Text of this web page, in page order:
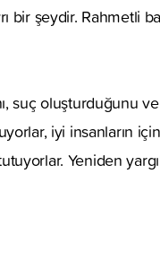
bir şeydir. Rahmetli
suç oluşturduğunu
iyi insanların
Yeniden